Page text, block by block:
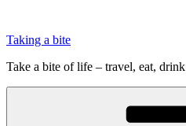
indhold
Taking a bite
Take a bite of life – travel, eat, drink